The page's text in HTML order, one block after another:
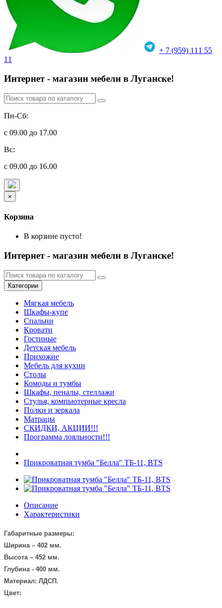
+ 7 (959) 111 55
11
Интернет - магазин мебели в Луганске!
Пн-Сб:
с 09.00 до 17.00
Вс:
с 09.00 до 16.00
×
Корзина
В корзине пусто!
Интернет - магазин мебели в Луганске!
Категории
Мягкая мебель
Шкафы-купе
Спальни
Кровати
Гостиные
Детская мебель
Прихожие
Мебель для кухни
Столы
Комоды и тумбы
Шкафы, пеналы, стеллажи
Стулья, компьютерные кресла
Полки и зеркала
Матрацы
СКИДКИ, АКЦИИ!!!
Программа лояльности!!!
Прикроватная тумба "Белла" ТБ-11, BTS
Описание
Характеристики
Габаритные размеры:
Ширина – 402 мм.
Высота – 452 мм.
Глубина - 400 мм.
Материал: ЛДСП.
Цвет: